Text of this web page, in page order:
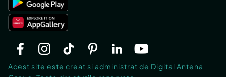
Acest site este creat si administrat de Digital Antena